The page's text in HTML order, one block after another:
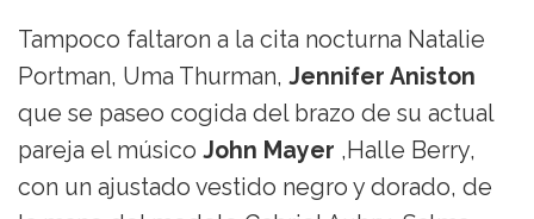
Tampoco faltaron a la cita nocturna Natalie
Portman, Uma Thurman, Jennifer Aniston
que se paseo cogida del brazo de su actual
pareja el músico John Mayer ,Halle Berry,
con un ajustado vestido negro y dorado, de